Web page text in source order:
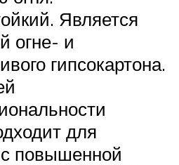
Является
огне- и
гипсокартона.
для
повышенной